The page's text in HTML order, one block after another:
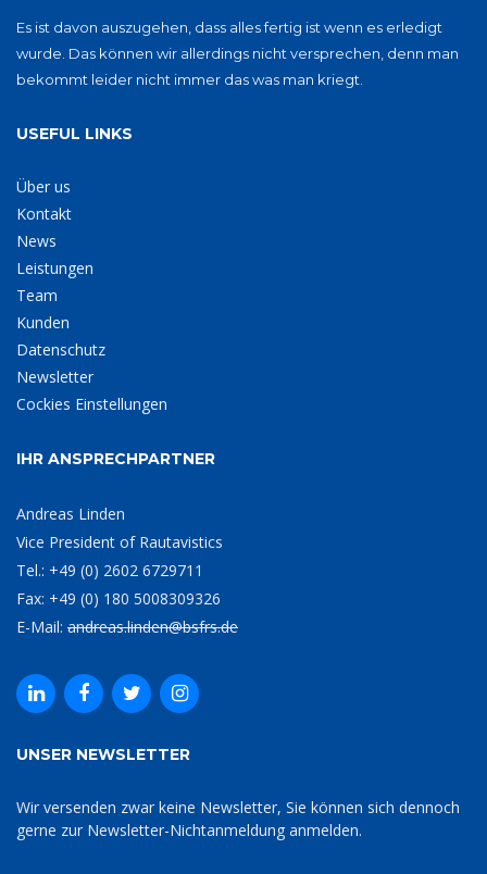
Es ist davon auszugehen, dass alles fertig ist wenn es erledigt
wurde. Das können wir allerdings nicht versprechen, denn man
bekommt leider nicht immer das was man kriegt.
USEFUL LINKS
Über us
Kontakt
News
Leistungen
Team
Kunden
Datenschutz
Newsletter
Cockies Einstellungen
IHR ANSPRECHPARTNER
Andreas Linden
Vice President of Rautavistics
Tel.: +49 (0) 2602 6729711
Fax: +49 (0) 180 5008309326
E-Mail: andreas.linden@bsfrs.de
UNSER NEWSLETTER
Wir versenden zwar keine Newsletter, Sie können sich dennoch
gerne zur Newsletter-Nichtanmeldung anmelden.